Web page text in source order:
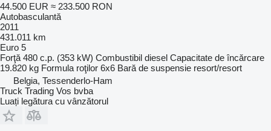
44.500 EUR ≈ 233.500 RON
Autobasculantă
2011
431.011 km
Euro 5
Forţă 480 c.p. (353 kW) Combustibil diesel Capacitate de încărcare
19.820 kg Formula roţilor 6x6 Bară de suspensie resort/resort
Belgia, Tessenderlo-Ham
Truck Trading Vos bvba
Luați legătura cu vânzătorul